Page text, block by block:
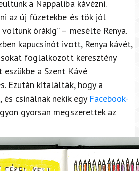
a Nappaliba kávézni.
az új füzetekbe és tök jól
órákig” – mesélte Renya.
kapucsínót ivott, Renya kávét,
foglalkozott keresztény
a Szent Kávé
Ezután kitalálták, hogy a
csinálnak nekik egy Facebook-
gyorsan megszerettek az